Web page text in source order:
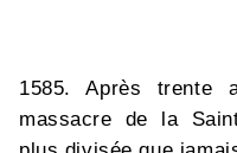
1585. Après
massacre de la